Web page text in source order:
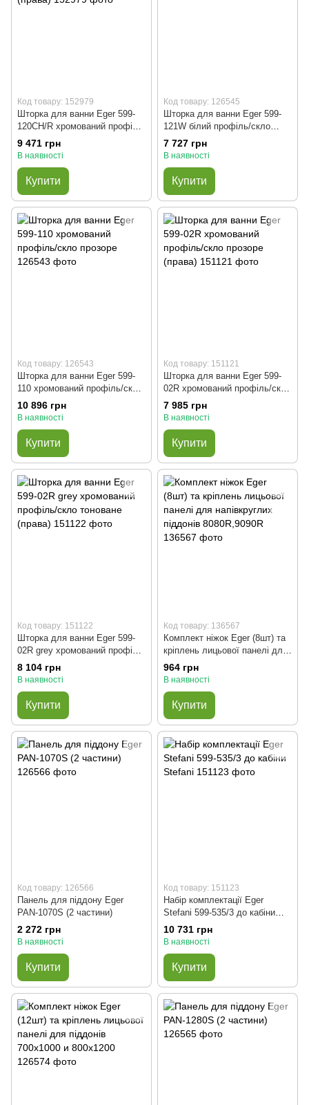
Код товару: 152979
Шторка для ванни Eger 599-
120CH/R хромований профіль/
скло прозоре (права)
9 471 грн
В наявності
Купити
Код товару: 126545
Шторка для ванни Eger 599-
121W білий профіль/скло
прозоре
7 727 грн
В наявності
Купити
Код товару: 126543
Шторка для ванни Eger 599-
110 хромований профіль/скло
прозоре
10 896 грн
В наявності
Купити
Код товару: 151121
Шторка для ванни Eger 599-
02R хромований профіль/скло
прозоре (права)
7 985 грн
В наявності
Купити
Код товару: 151122
Шторка для ванни Eger 599-
02R grey хромований профіль/
скло тоноване (права)
8 104 грн
В наявності
Купити
Код товару: 136567
Комплект ніжок Eger (8шт) та
кріплень лицьової панелі для
напівкруглих піддонів
8080R,9090R
964 грн
В наявності
Купити
Код товару: 126566
Панель для піддону Eger
PAN-1070S (2 частини)
2 272 грн
В наявності
Купити
Код товару: 151123
Набір комплектації Eger
Stefani 599-535/3 до кабіни
Stefani
10 731 грн
В наявності
Купити